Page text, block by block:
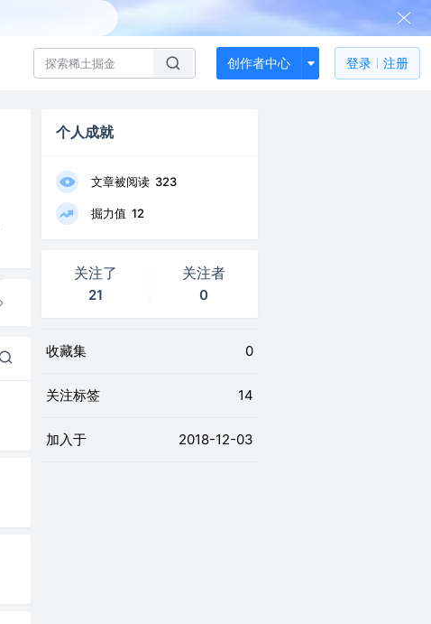
创作者中心 登录 注册
个人成就
文章被阅读 323
掘力值 12
关注了
21
关注者
0
收藏集 0
关注标签 14
加入于 2018-12-03